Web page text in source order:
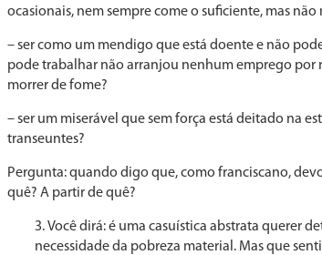
ocasionais, nem sempre come o suficien­te, mas
– ser como um mendigo que está doente e não
pode trabalhar não arranjou nenhum emprego por
morrer de fome?
– ser um miserável que sem força está deitado na
transeuntes?
Pergunta: quando digo que, como franciscano,
quê? A partir de quê?
Você dirá: é uma casuística abstrata querer
necessidade da pobreza material. Mas que